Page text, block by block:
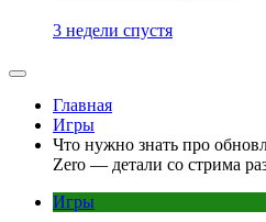
3 недели спустя
Главная
Игры
Что нужно знать про
Zero — детали со стрима
Игры